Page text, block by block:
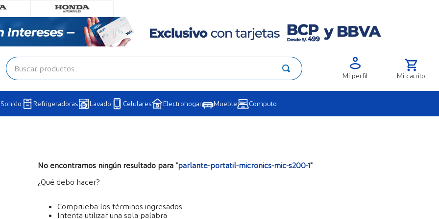
Buscar productos...
Mi perfil
Sonido Refrigeradoras Lavado Celulares Electrohogar Mueble Computo
No encontramos ningún resultado para "parlante-portatil-micronics-mic-s200-1"
¿Qué debo hacer?
Comprueba los términos ingresados
Intenta utilizar una sola palabra